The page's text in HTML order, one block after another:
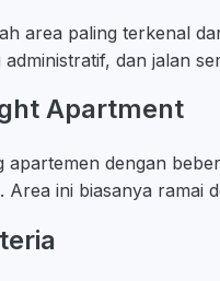
area paling terkenal
administratif, dan jalan
Apartment
apartemen dengan
Area ini biasanya ramai